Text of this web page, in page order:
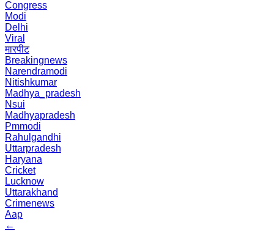
Congress
Modi
Delhi
Viral
मारपीट
Breakingnews
Narendramodi
Nitishkumar
Madhya_pradesh
Nsui
Madhyapradesh
Pmmodi
Rahulgandhi
Uttarpradesh
Haryana
Cricket
Lucknow
Uttarakhand
Crimenews
Aap
←